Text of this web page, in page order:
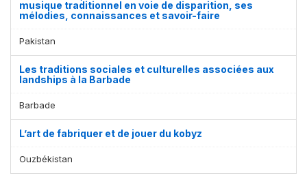
musique traditionnel en voie de disparition, ses
mélodies, connaissances et savoir-faire
Pakistan
Les traditions sociales et culturelles associées aux
landships à la Barbade
Barbade
L’art de fabriquer et de jouer du kobyz
Ouzbékistan